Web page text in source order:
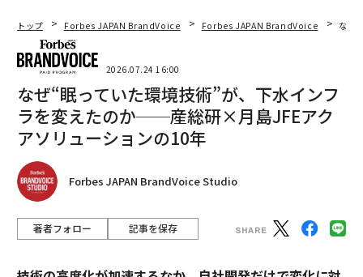
トップ Forbes JAPAN BrandVoice Forbes JAPAN BrandVoice なぜ
2026.07.24 16:00
なぜ“眠っていた環境技術”が、下水インフ
ラを変えたのか──産総研×月島JFEアク
アソリューションの10年
Forbes JAPAN BrandVoice Studio
著者フォロー 記事を保存